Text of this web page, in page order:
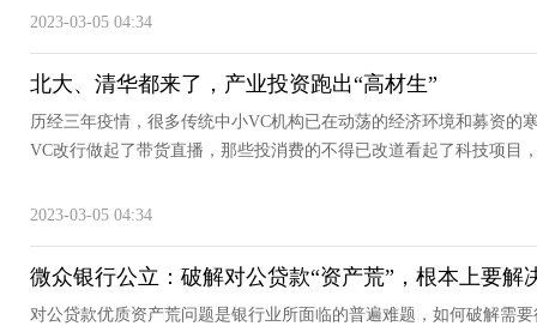
2023-03-05 04:34
北大、清华都来了，产业投资跑出“高材生”
历经三年疫情，很多传统中小VC机构已在动荡的经济环境和募资的
VC改行做起了带货直播，那些投消费的不得已改道看起了科技项
2023-03-05 04:34
微众银行公立：破解对公贷款“资产荒”，根本上要解
对公贷款优质资产荒问题是银行业所面临的普遍难题，如何破解需